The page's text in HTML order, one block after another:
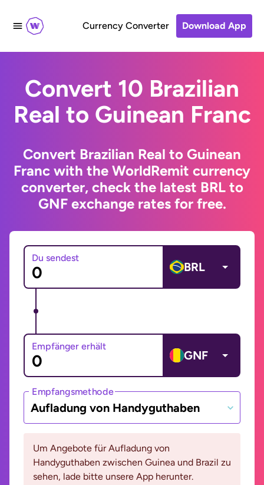
Currency Converter Download App
Convert 10 Brazilian
Real to Guinean Franc
Convert Brazilian Real to Guinean
Franc with the WorldRemit currency
converter, check the latest BRL to
GNF exchange rates for free.
Du sendest
BRL
Empfänger erhält
GNF
Empfangsmethode
Aufladung von Handyguthaben
Um Angebote für Aufladung von
Handyguthaben zwischen Guinea und Brazil zu
sehen, lade bitte unsere App herunter.